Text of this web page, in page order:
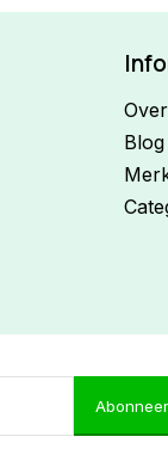
Blog
Abonneer